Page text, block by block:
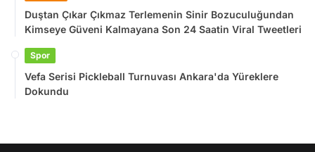
Duştan Çıkar Çıkmaz Terlemenin Sinir Bozuculuğundan
Kimseye Güveni Kalmayana Son 24 Saatin Viral Tweetleri
Spor
Vefa Serisi Pickleball Turnuvası Ankara'da Yüreklere
Dokundu